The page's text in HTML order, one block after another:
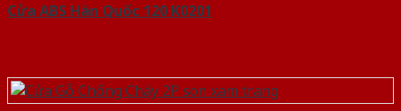
Cửa ABS Hàn Quốc 120 K0201